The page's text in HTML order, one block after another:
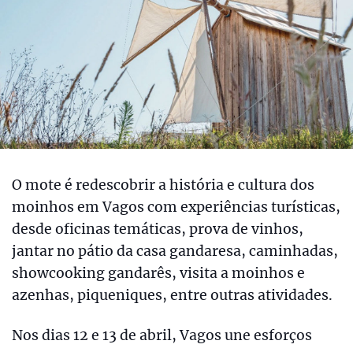
O mote é redescobrir a história e cultura dos
moinhos em Vagos com experiências turísticas,
desde oficinas temáticas, prova de vinhos,
jantar no pátio da casa gandaresa, caminhadas,
showcooking gandarês, visita a moinhos e
azenhas, piqueniques, entre outras atividades.
Nos dias 12 e 13 de abril, Vagos une esforços